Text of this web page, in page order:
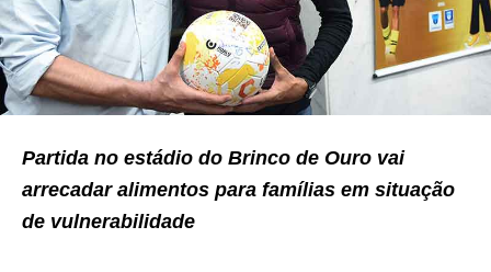
Partida no estádio do Brinco de Ouro vai
arrecadar alimentos para famílias em situação
de vulnerabilidade